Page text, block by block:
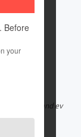
Before
your
all humans and ev